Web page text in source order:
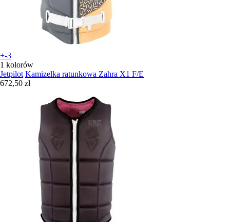
+-3
1 kolorów
Jetpilot Kamizelka ratunkowa Zahra X1 F/E
672,50 zł